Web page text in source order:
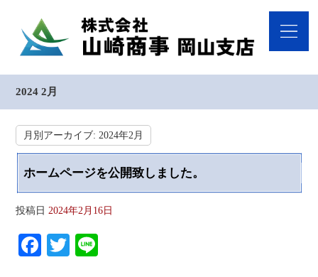
2024 2月
月別アーカイブ:2024年2月
ホームページを公開致しました。
投稿日 2024年2月16日
Fa T